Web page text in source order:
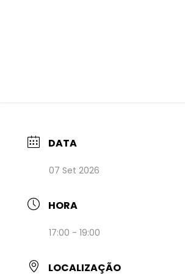
DATA
07 Set 2026
HORA
17:00 - 19:00
LOCALIZAÇÃO